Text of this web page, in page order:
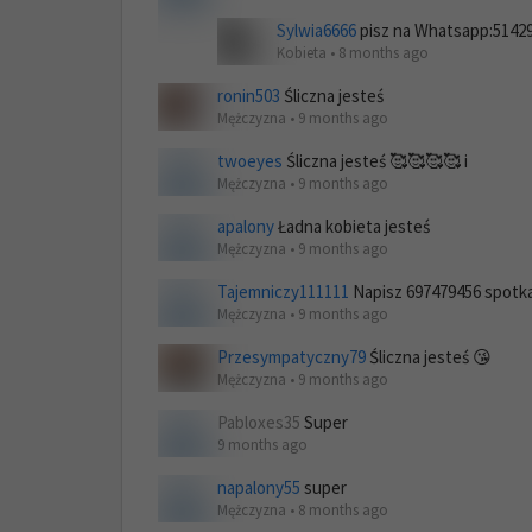
Sylwia6666 pisz na
Kobieta • 8 months ago
ronin503 Śliczna jesteś
Mężczyzna • 9 months ago
twoeyes Śliczna jesteś 🥰🥰🥰🥰 i
Mężczyzna • 9 months ago
apalonyŁadna kobieta jesteś
Mężczyzna • 9 months ago
Tajemniczy111111 Napisz 697479456
Mężczyzna • 9 months ago
Przesympatyczny79 Śliczna jesteś 😘
Mężczyzna • 9 months ago
Pabloxes35 Super
9 months ago
napalony55 super
Mężczyzna • 8 months ago